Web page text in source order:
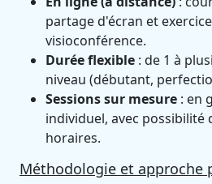
partage d'écran et
visioconférence.
Durée flexible : de 1 à
niveau (débutant,
Sessions sur mesure : en
individuel, avec possibilité
horaires.
Méthodologie et approche